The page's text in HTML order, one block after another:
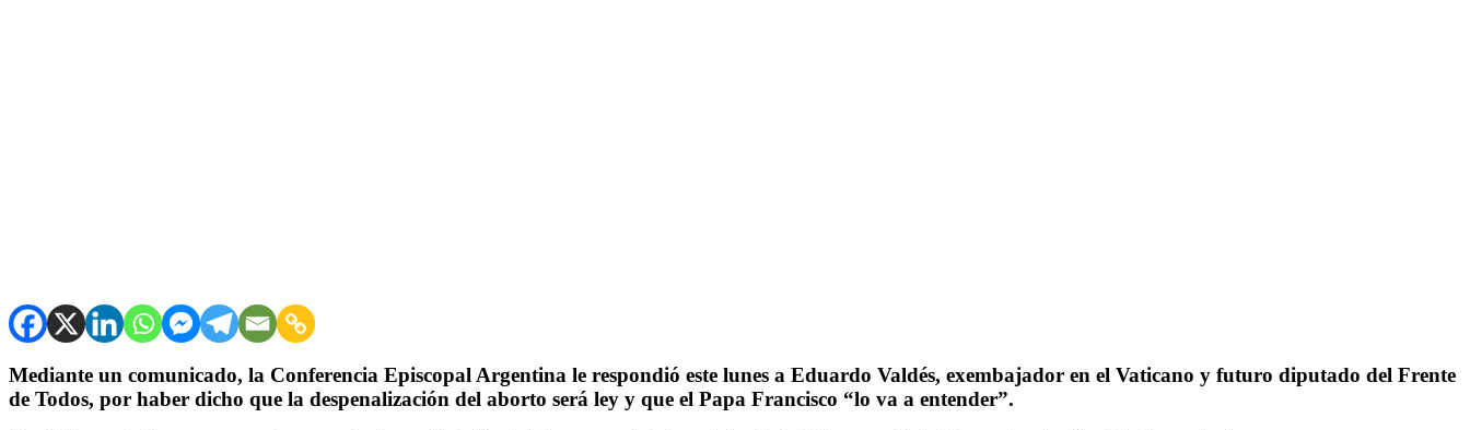
Mediante un comunicado, la Conferencia Episcopal Argentina le respondió este lunes a Eduardo Valdés, exembajador en el Vaticano y futuro diputado del Frente
de Todos, por haber dicho que la despenalización del aborto será ley y que el Papa Francisco “lo va a entender”.